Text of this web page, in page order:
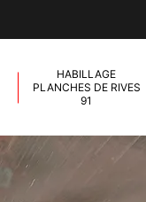
HABILLAGE
PLANCHES DE RIVES
91